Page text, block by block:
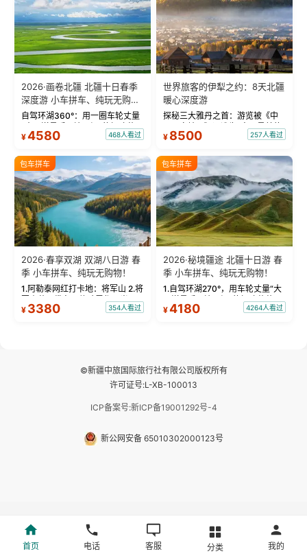
2026·画卷北疆 北疆十日春季
深度游 小车拼车、纯玩无购
物！
自驾环湖360°：用一圈车轮丈量
“大西洋最后一滴眼泪”的极致蔚
蓝。 赛湖旅拍：甄选多款风格服
绝美瞬间。 赛湖坦克300跟车视
频：专业摄影师...
¥4580 468人看过
世界旅客的伊犁之约：8天北疆
暖心深度游
探秘三大雅丹之首：游览被《中
国国家地理》评选为“中国最美的
三大雅丹”第一名的克拉玛依魔鬼
瓦人最大村落——禾木村，欣赏
晨雾与小木...
¥ 8500 257人看过
包车拼车
2026·春享双湖 双湖八日游 春
季 小车拼车、纯玩无购物！
1.阿勒泰网红打卡地：将军山 2.将
军山落日缆车，体验雪都风光 3.
将军山，夕阳派对，蹦迪party 4.
¥ 3380 354人看过
包车拼车
2026·秘境疆途 北疆十日游 春
季 小车拼车、纯玩无购物！
1.自驾环湖270°，用车轮丈量“大
西洋最后一滴眼泪”的极致蔚蓝，
让雪山、花海与深邃湖水在转弯
¥4180 4264人看过
©新疆中旅国际旅行社有限公司版权所有
许可证号:L-XB-100013
ICP备案号:新ICP备19001292号-4
新公网安备 65010302000123号
首页 电话 客服 分类 我的